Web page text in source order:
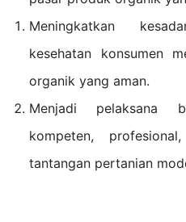
Meningkatkan
kesehatan konsumen
organik yang aman.
Menjadi pelaksana
kompeten,
tantangan pertanian